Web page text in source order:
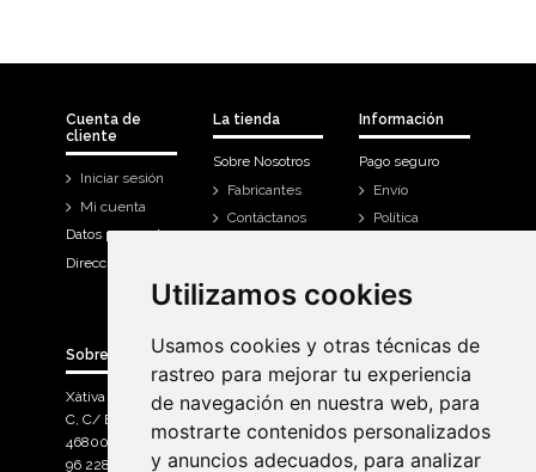
Utilizamos cookies
Usamos cookies y otras técnicas de
rastreo para mejorar tu experiencia
de navegación en nuestra web, para
mostrarte contenidos personalizados
y anuncios adecuados, para analizar
Utilizamos cookies
Usamos cookies y otras técnicas de
rastreo para mejorar tu experiencia
de navegación en nuestra web, para
mostrarte contenidos personalizados
y anuncios adecuados, para analizar
Cuenta de
cliente
Iniciar sesión
Mi cuenta
Datos personales
Direcciones
La tienda
Sobre Nosotros
Fabricantes
Contáctanos
Información
Pago seguro
Envío
Política
Historial de
Sobre Bicicletas Sanchis
Xàtiva Polígon Industrial
C, C/ Braçal del Roncador nave 10. >
46800, Xàtiva.
96 228 71 23